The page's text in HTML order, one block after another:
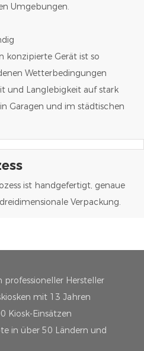
Umgebungen.
konzipierte Gerät ist so
Wetterbedingungen
und Langlebigkeit auf stark
Garagen und im städtischen
ist handgefertigt, genaue
Verpackung.
professioneller Hersteller
mit 13 Jahren
Kiosk-Einsätzen
in über 50 Ländern und